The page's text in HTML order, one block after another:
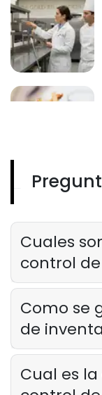
Cuales
control
Como se
de
Cual es